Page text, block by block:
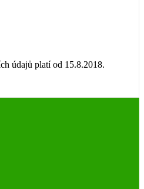
údajů platí od 15.8.2018.